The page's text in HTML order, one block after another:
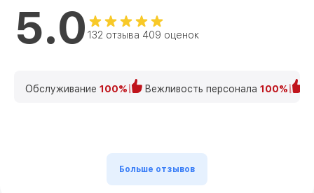
5.0 132 отзыва 409 оценок
Обслуживание 100% Вежливость персонала 100%
Больше отзывов